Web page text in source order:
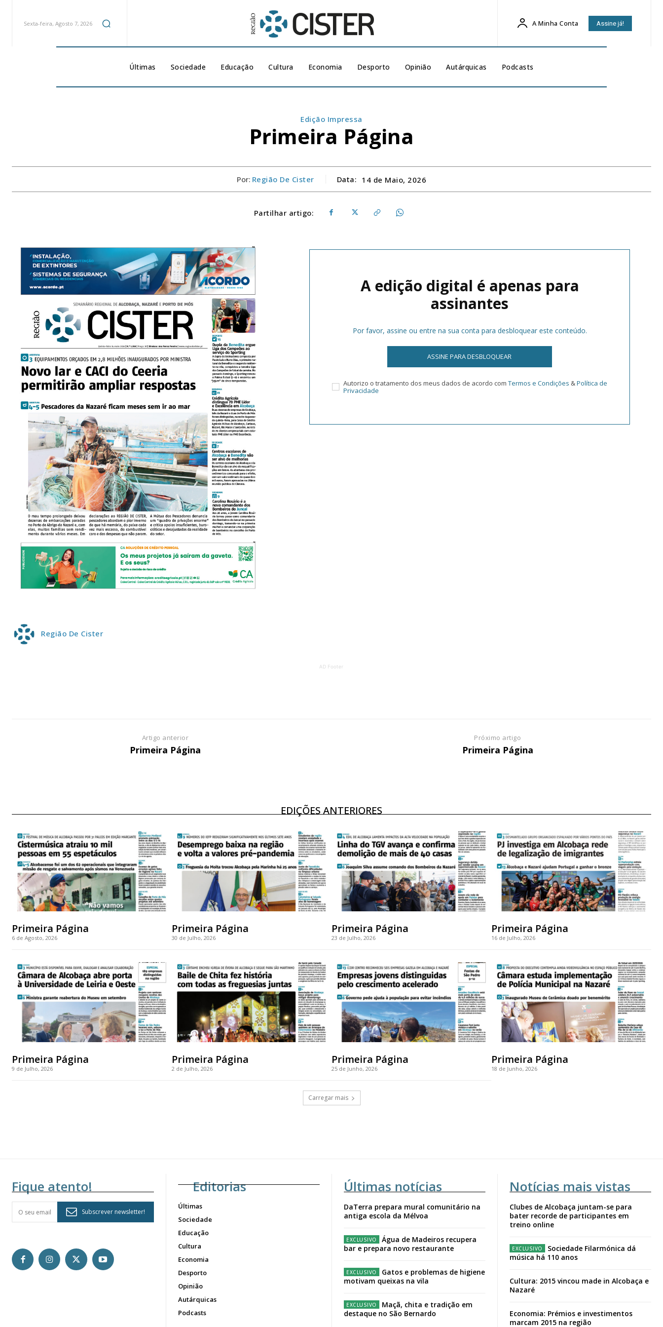
Planos de Assinatura
12 meses
Acesso aos conteúdos Exclusivos para
Ofertas para assinatura anual
Escolha o plano
12 meses
Ofertas para assinatura anual
Escolha o plano
Sexta-feira, Agosto 7, 2026 A Minha Conta Assine já!
Últimas Sociedade Educação Cultura Economia Desporto Opinião Autárquicas Podcasts
Edição Impressa
Primeira Página
Por: Região De Cister Data: 14 de Maio, 2026
Partilhar artigo:
A edição digital é apenas para
assinantes
Por favor, assine ou entre na sua conta para desbloquear este conteúdo.
ASSINE PARA DESBLOQUEAR
Autorizo o tratamento dos meus dados de acordo com Termos e Condições &Política de
Privacidade
Região De Cister
AD Footer
Artigo anterior
Primeira Página
Próximo artigo
Primeira Página
EDIÇÕES ANTERIORES
Primeira Página
6 de Agosto, 2026
Primeira Página
30 de Julho, 2026
Primeira Página
23 de Julho, 2026
Primeira Página
16 de Julho, 2026
Primeira Página
9 de Julho, 2026
Primeira Página
2 de Julho, 2026
Primeira Página
25 de Junho, 2026
Primeira Página
18 de Junho, 2026
Carregar mais
Fique atento!
Subscrever newsletter!
Editorias
Últimas
Sociedade
Educação
Cultura
Economia
Desporto
Opinião
Autárquicas
Podcasts
Últimas notícias
DaTerra prepara mural comunitário na
antiga escola da Mélvoa
Água de Madeiros recupera
bar e prepara novo restaurante
Gatos e problemas de higiene
motivam queixas na vila
Maçã, chita e tradição em
destaque no São Bernardo
Notícias mais vistas
Clubes de Alcobaça juntam-se para
bater recorde de participantes em
treino online
Sociedade Filarmónica dá
música há 110 anos
Cultura: 2015 vincou made in Alcobaça e
Nazaré
Economia: Prémios e investimentos
marcam 2015 na região